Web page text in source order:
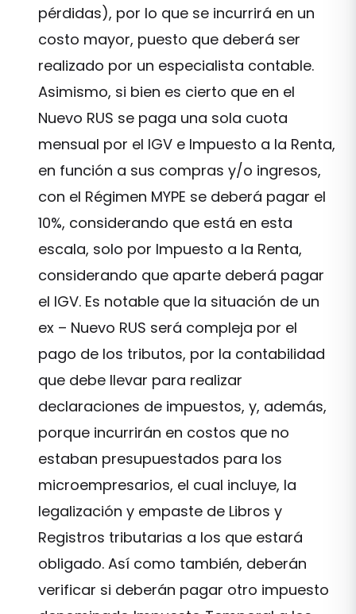
pérdidas), por lo que se incurrirá en un
costo mayor, puesto que deberá ser
realizado por un especialista contable.
Asimismo, si bien es cierto que en el
Nuevo RUS se paga una sola cuota
mensual por el IGV e Impuesto a la Renta,
en función a sus compras y/o ingresos,
con el Régimen MYPE se deberá pagar el
10%, considerando que está en esta
escala, solo por Impuesto a la Renta,
considerando que aparte deberá pagar
el IGV. Es notable que la situación de un
ex – Nuevo RUS será compleja por el
pago de los tributos, por la contabilidad
que debe llevar para realizar
declaraciones de impuestos, y, además,
porque incurrirán en costos que no
estaban presupuestados para los
microempresarios, el cual incluye, la
legalización y empaste de Libros y
Registros tributarias a los que estará
obligado. Así como también, deberán
verificar si deberán pagar otro impuesto